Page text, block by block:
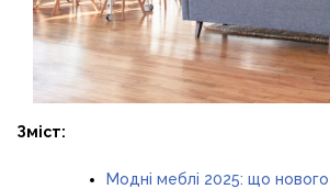
Зміст:
Модні меблі 2025: що нового